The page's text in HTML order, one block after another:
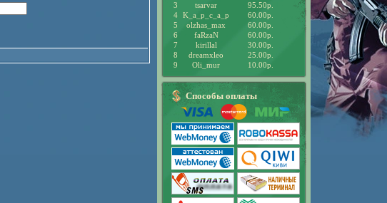
3
tsarvar
95.50р.
4 K_a_p_c_a_p
60.00р.
5
olzhas_max
60.00р.
6
faRzaN
60.00р.
7
kirillal
30.00р.
8
dreamxleo
25.00р.
9
Oli_mur 10.00р.
Способы оплаты